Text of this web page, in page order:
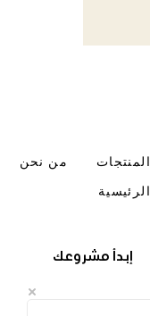
إبدأ مشروعك
من نحن
المنتجات
الرئيسية